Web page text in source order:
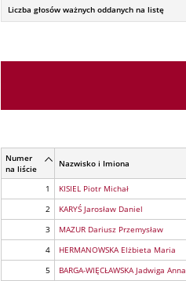
Liczba głosów ważnych oddanych na listę
Numer
na liście
Nazwisko i Imiona
1 KISIEL Piotr Michał
2
KARYŚ Jarosław Daniel
3
MAZUR Dariusz Przemysław
4
HERMANOWSKA Elżbieta Maria
5
BARGA-WIĘCŁAWSKA Jadwiga Anna